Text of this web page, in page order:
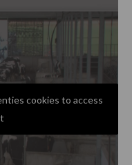
cookies to access